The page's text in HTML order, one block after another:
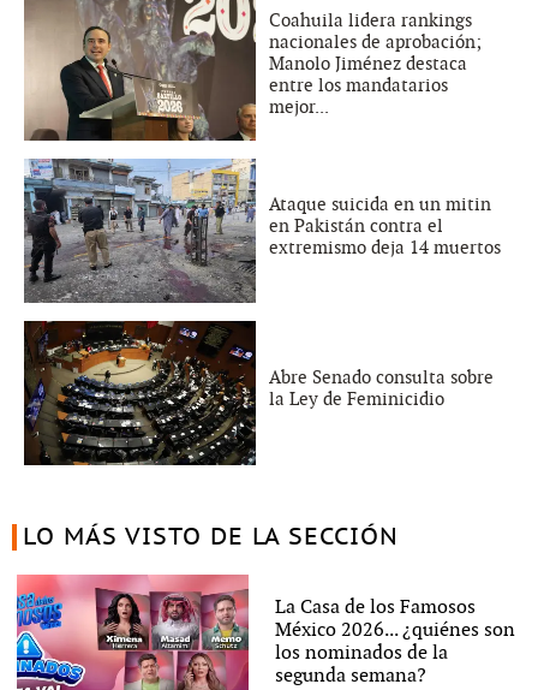
Coahuila lidera rankings
nacionales de aprobación;
Manolo Jiménez destaca
entre los mandatarios
mejor...
Ataque suicida en un mitin
en Pakistán contra el
extremismo deja 14 muertos
Abre Senado consulta sobre
la Ley de Feminicidio
LO MÁS VISTO DE LA SECCIÓN
La Casa de los Famosos
México 2026... ¿quiénes son
los nominados de la
segunda semana?